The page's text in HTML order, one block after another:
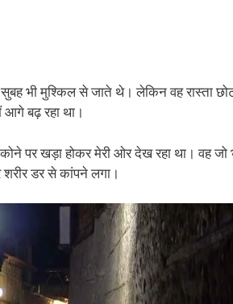
भी मुश्किल से जाते थे। लेकिन वह रास्ता
आगे बढ़ रहा था।
पर खड़ा होकर मेरी ओर देख रहा था। वह जो
डर से कांपने लगा।